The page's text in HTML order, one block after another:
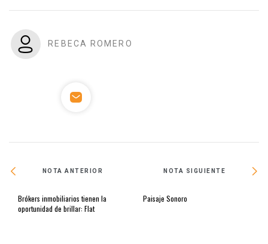
REBECA ROMERO
NOTA ANTERIOR
Brókers inmobiliarios tienen la
oportunidad de brillar: Flat
NOTA SIGUIENTE
Paisaje Sonoro